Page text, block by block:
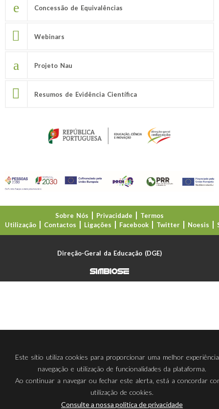
Concessão de Equivalências
Webinars
Projeto Nau
Resumos de Evidência Científica
Sobre Nós Privacidade
Termos
Utilização
Contactos Ligações Facebook Twitter Noesis
Direção-Geral da Educação (DGE)
Este sítio utiliza cookies para proporcionar uma melhor
navegação e utilização de funcionalidades da plataforma.
Ao continuar a navegar ou fechar este alerta, está a concordar
utilização de cookies.
Consulte a nossa política de privacidade